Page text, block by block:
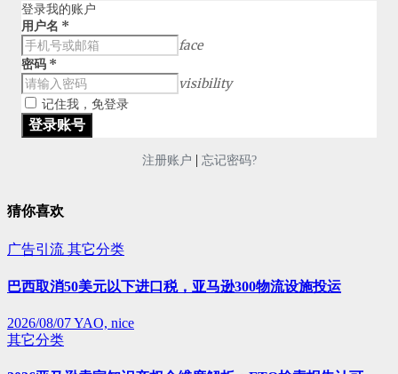
登录我的账户
用户名 *
face
密码 *
visibility
记住我，免登录
注册账户 | 忘记密码?
猜你喜欢
广告引流 其它分类
巴西取消50美元以下进口税，亚马逊300物流设施投运
2026/08/07YAO, nice
其它分类